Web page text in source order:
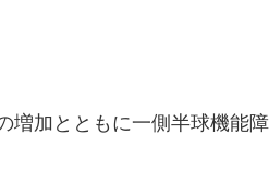
加とともに一側半球機能